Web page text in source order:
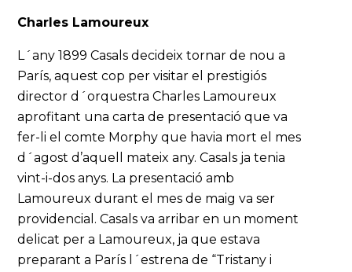
Charles Lamoureux
L´any 1899 Casals decideix tornar de nou a
París, aquest cop per visitar el prestigiós
director d´orquestra Charles Lamoureux
aprofitant una carta de presentació que va
fer-li el comte Morphy que havia mort el mes
d´agost d’aquell mateix any. Casals ja tenia
vint-i-dos anys. La presentació amb
Lamoureux durant el mes de maig va ser
providencial. Casals va arribar en un moment
delicat per a Lamoureux, ja que estava
preparant a París l´estrena de “Tristany i